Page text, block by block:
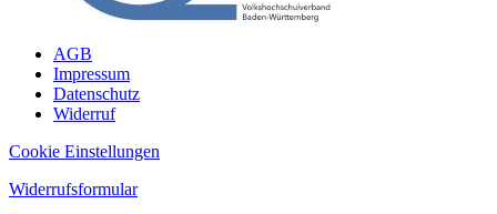
AGB
Impressum
Datenschutz
Widerruf
Cookie Einstellungen
Widerrufsformular